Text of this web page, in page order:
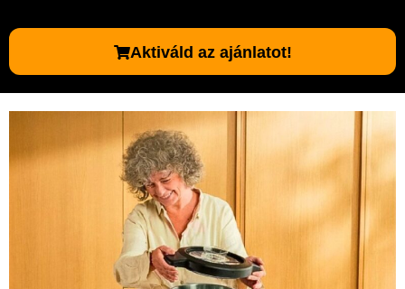
Aktiváld az ajánlatot!